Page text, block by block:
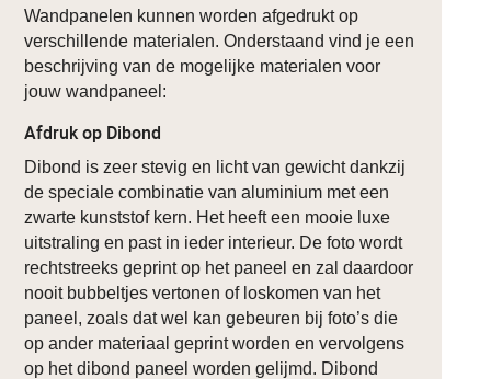
Wandpanelen kunnen worden afgedrukt op
verschillende materialen. Onderstaand vind je een
beschrijving van de mogelijke materialen voor
jouw wandpaneel:
Afdruk op Dibond
Dibond is zeer stevig en licht van gewicht dankzij
de speciale combinatie van aluminium met een
zwarte kunststof kern. Het heeft een mooie luxe
uitstraling en past in ieder interieur. De foto wordt
rechtstreeks geprint op het paneel en zal daardoor
nooit bubbeltjes vertonen of loskomen van het
paneel, zoals dat wel kan gebeuren bij foto’s die
op ander materiaal geprint worden en vervolgens
op het dibond paneel worden gelijmd. Dibond